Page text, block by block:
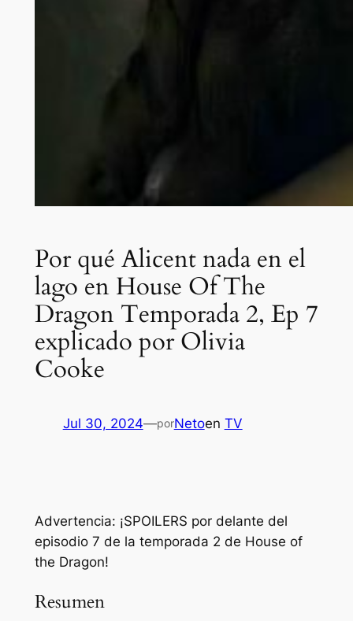
Por qué Alicent nada en el
lago en House Of The
Dragon Temporada 2, Ep 7
explicado por Olivia
Cooke
Jul 30, 2024—porNetoen TV
Advertencia: ¡SPOILERS por delante del
episodio 7 de la temporada 2 de House of
the Dragon!
Resumen